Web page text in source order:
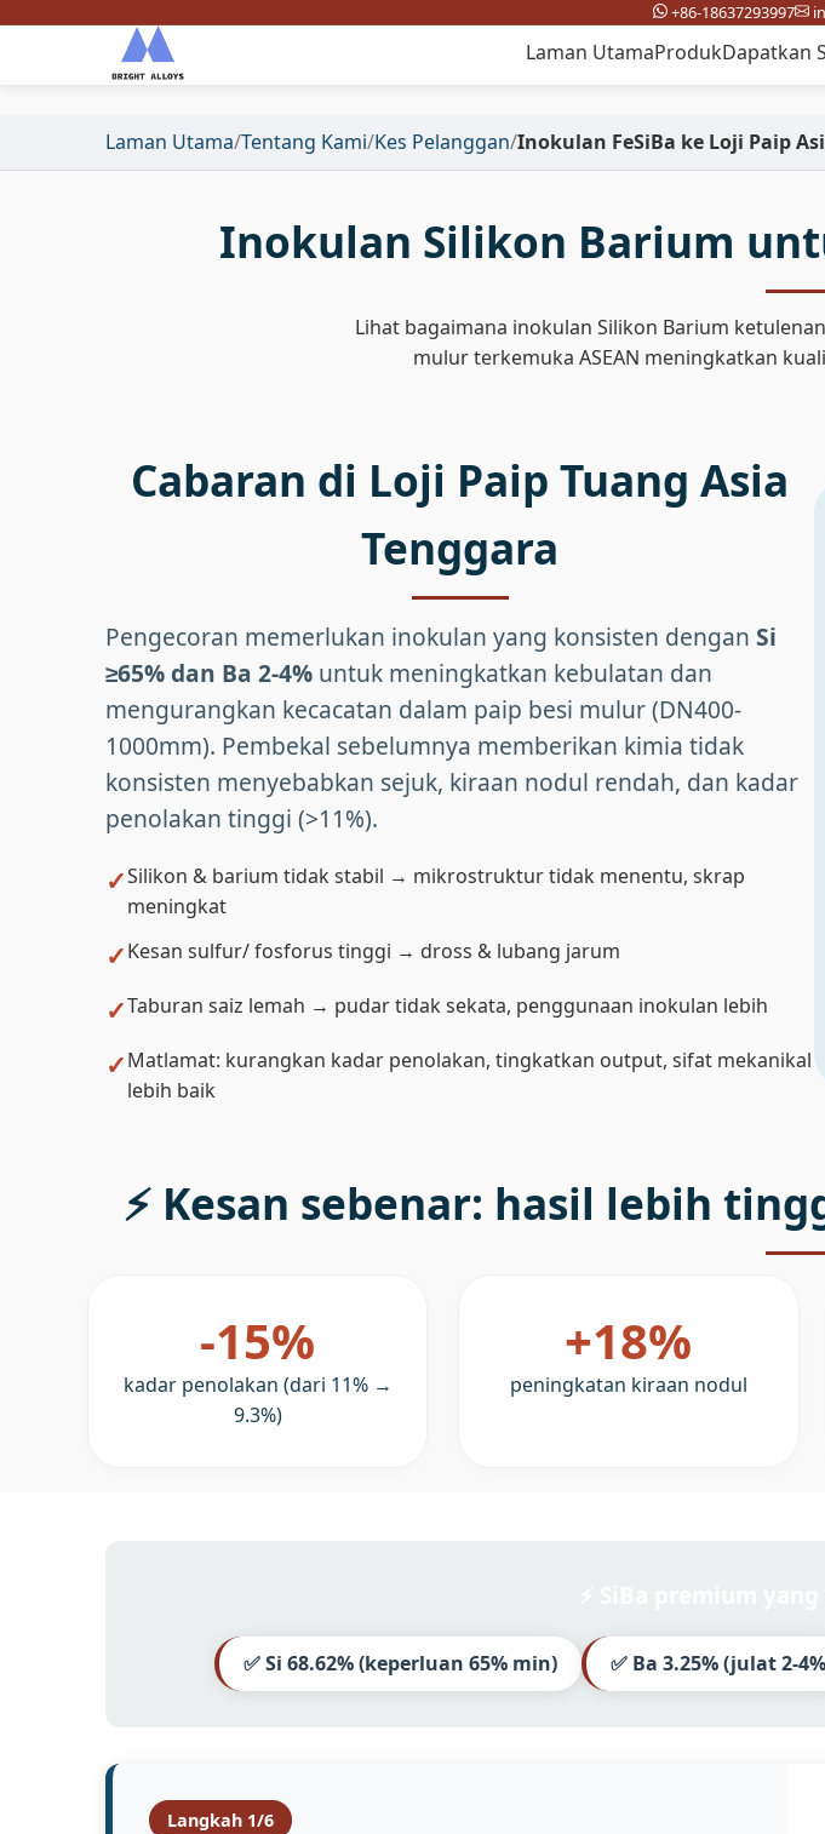
+86-18637293997
Laman UtamaProdukDapatkan
Laman Utama/Tentang Kami/Kes Pelanggan/Inokulan FeSiBa ke Loji Paip
Inokulan Silikon Barium
Lihat bagaimana inokulan Silikon Barium
mulur terkemuka ASEAN meningkatkan
Cabaran di Loji Paip Tuang Asia
Tenggara
Pengecoran memerlukan inokulan yang konsisten dengan Si
≥65% dan Ba 2-4% untuk meningkatkan kebulatan dan
mengurangkan kecacatan dalam paip besi mulur (DN400-
1000mm). Pembekal sebelumnya memberikan kimia tidak
konsisten menyebabkan sejuk, kiraan nodul rendah, dan kadar
penolakan tinggi (>11%).
Silikon & barium tidak stabil → mikrostruktur tidak menentu, skrap
meningkat
Kesan sulfur/ fosforus tinggi → dross & lubang jarum
Taburan saiz lemah → pudar tidak sekata, penggunaan inokulan lebih
Matlamat: kurangkan kadar penolakan, tingkatkan output, sifat mekanikal
lebih baik
⚡ Kesan sebenar: hasil lebih
-15%
kadar penolakan (dari 11% →
9.3%)
+18%
peningkatan kiraan nodul
✅ Si 68.62% (keperluan 65% min) ✅ Ba 3.25% (julat 2-
Langkah 1/6